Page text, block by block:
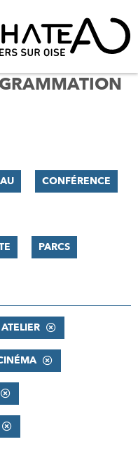
CONFÉRENCE
PARCS
ATELIER